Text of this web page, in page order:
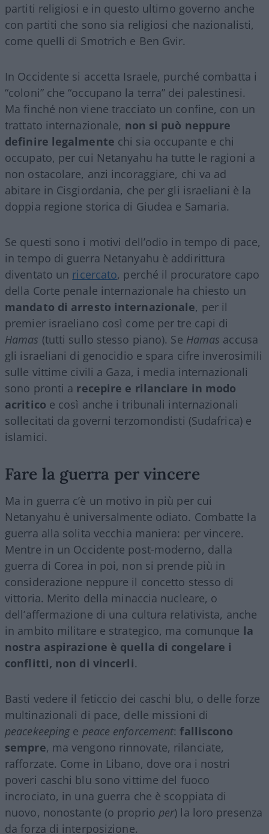
partiti religiosi e in questo ultimo governo anche
con partiti che sono sia religiosi che nazionalisti,
come quelli di Smotrich e Ben Gvir.
In Occidente si accetta Israele, purché combatta i
“coloni” che “occupano la terra” dei palestinesi.
Ma finché non viene tracciato un confine, con un
trattato internazionale, non si può neppure
definire legalmente chi sia occupante e chi
occupato, per cui Netanyahu ha tutte le ragioni a
non ostacolare, anzi incoraggiare, chi va ad
abitare in Cisgiordania, che per gli israeliani è la
doppia regione storica di Giudea e Samaria.
Se questi sono i motivi dell’odio in tempo di pace,
in tempo di guerra Netanyahu è addirittura
diventato un ricercato, perché il procuratore capo
della Corte penale internazionale ha chiesto un
mandato di arresto internazionale, per il
premier israeliano così come per tre capi di
Hamas (tutti sullo stesso piano). Se Hamas accusa
gli israeliani di genocidio e spara cifre inverosimili
sulle vittime civili a Gaza, i media internazionali
sono pronti a recepire e rilanciare in modo
acritico e così anche i tribunali internazionali
sollecitati da governi terzomondisti (Sudafrica) e
islamici.
Fare la guerra per vincere
Ma in guerra c’è un motivo in più per cui
Netanyahu è universalmente odiato. Combatte la
guerra alla solita vecchia maniera: per vincere.
Mentre in un Occidente post-moderno, dalla
guerra di Corea in poi, non si prende più in
considerazione neppure il concetto stesso di
vittoria. Merito della minaccia nucleare, o
dell’affermazione di una cultura relativista, anche
in ambito militare e strategico, ma comunque la
nostra aspirazione è quella di congelare i
conflitti, non di vincerli.
Basti vedere il feticcio dei caschi blu, o delle forze
multinazionali di pace, delle missioni di
peacekeepinge peace enforcement:falliscono
sempre, ma vengono rinnovate, rilanciate,
rafforzate. Come in Libano, dove ora i nostri
poveri caschi blu sono vittime del fuoco
incrociato, in una guerra che è scoppiata di
nuovo, nonostante (o proprio per) la loro presenza
da forza di interposizione.